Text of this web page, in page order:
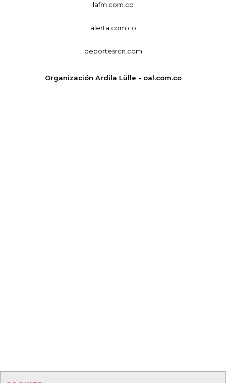
lafm.com.co
alerta.com.co
deportesrcn.com
Organización Ardila Lülle - oal.com.co